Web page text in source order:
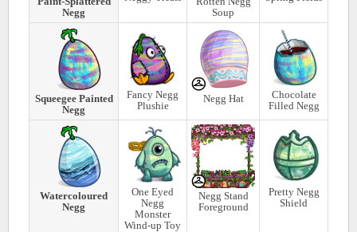
Negg
Soup
Squeegee Painted
Negg
Fancy Negg
Plushie
Negg Hat
Chocolate
Filled Negg
Watercoloured
Negg
One Eyed
Negg
Monster
Wind-up Toy
Negg Stand
Foreground
Pretty Negg
Shield